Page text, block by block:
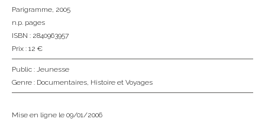
Parigramme, 2005
n.p. pages
ISBN : 2840963957
Prix : 12 €
Public : Jeunesse
Genre : Documentaires, Histoire et Voyages
Mise en ligne le 09/01/2006